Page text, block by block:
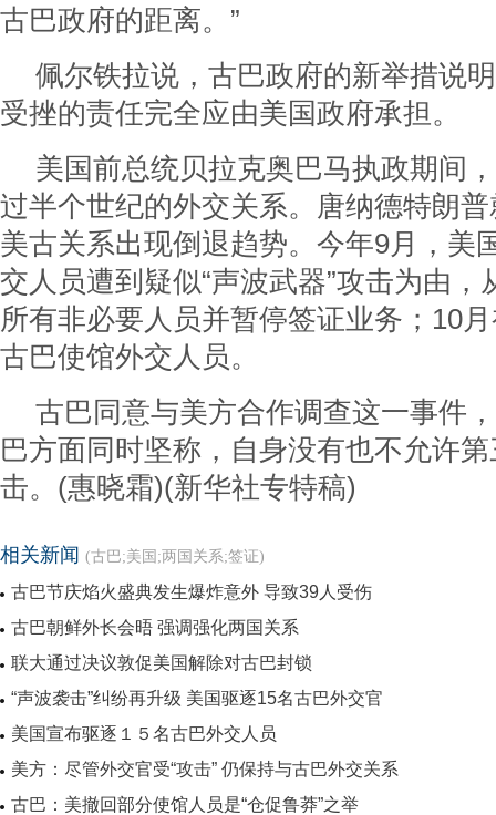
古巴政府的距离。”
佩尔铁拉说，古巴政府的新举措说
受挫的责任完全应由美国政府承担。
美国前总统贝拉克奥巴马执政期间
过半个世纪的外交关系。唐纳德特朗
美古关系出现倒退趋势。今年9月，美
交人员遭到疑似“声波武器”攻击为由，
所有非必要人员并暂停签证业务；10
古巴使馆外交人员。
古巴同意与美方合作调查这一事件
巴方面同时坚称，自身没有也不允许
击。(惠晓霜)(新华社专特稿)
相关新闻 (古巴;美国;两国关系;签证)
古巴节庆焰火盛典发生爆炸意外 导致39人受伤
古巴朝鲜外长会晤 强调强化两国关系
联大通过决议敦促美国解除对古巴封锁
“声波袭击”纠纷再升级 美国驱逐15名古巴外交官
美国宣布驱逐１５名古巴外交人员
美方：尽管外交官受“攻击” 仍保持与古巴外交关系
古巴：美撤回部分使馆人员是“仓促鲁莽”之举